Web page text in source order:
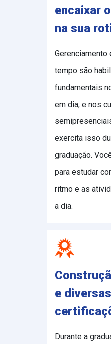
encaixar
na sua
Gerenciamento
tempo são
fundamentais
em dia, e nos
exercita isso
graduação.
para estudar
ritmo e as
a dia.
e diversas
Durante a